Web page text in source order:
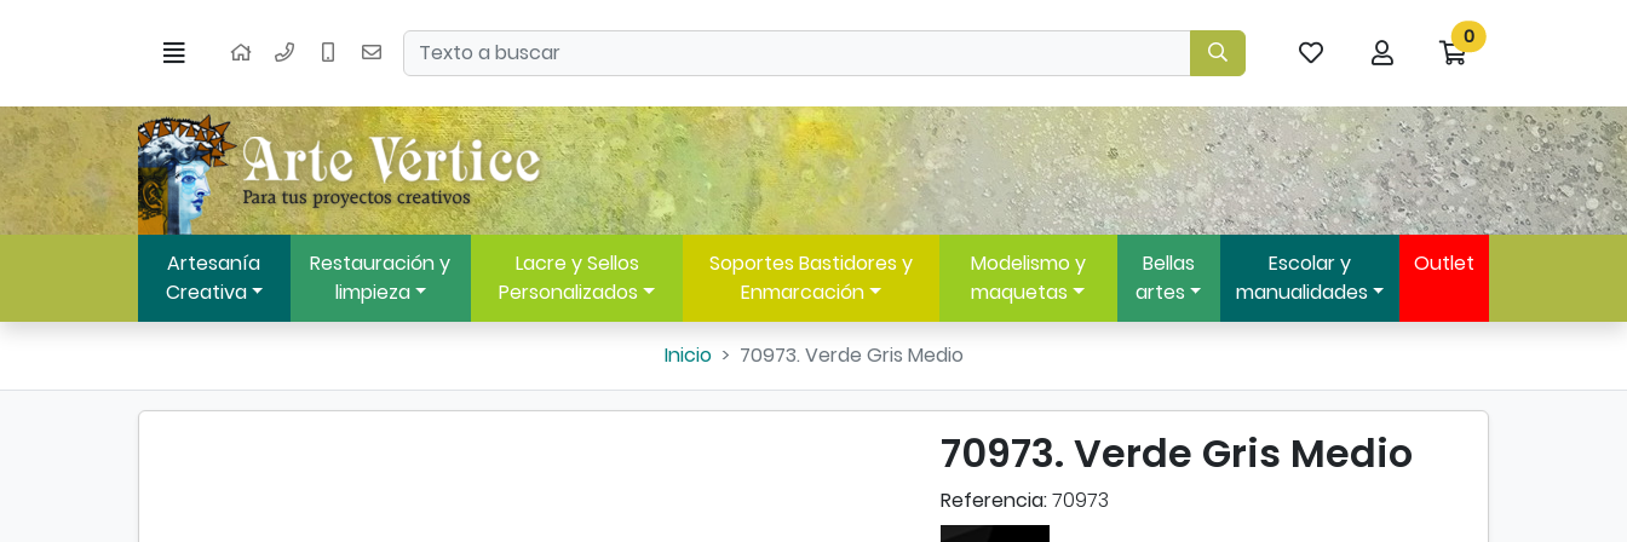
Menú Inicio Buscar
favoritos
Ir
mi
compra
0
Artesanía
Creativa
Restauración y
limpieza
Lacre y Sellos
Personalizados
Soportes Bastidores y
Enmarcación
Modelismo y
maquetas
Bellas
artes
Escolar y
manualidades
Outlet
Inicio 70973. Verde Gris Medio
70973. Verde Gris Medio
Referencia:70973